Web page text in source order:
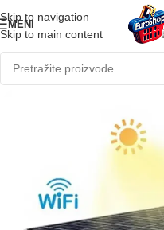
Skip to navigation
Skip to main content
MENI